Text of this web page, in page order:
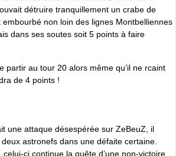
détruire tranquillement un crabe de
non loin des lignes Montbelliennes
dans ses soutes soit 5 points à faire
partir au tour 20 alors même qu’il ne rcaint
de 4 points !
une attaque désespérée sur ZeBeuZ, il
astronefs dans une défaite certaine.
ci continue la quête d’une non-victoire